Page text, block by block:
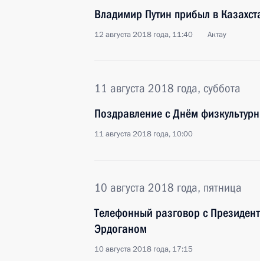
Владимир Путин прибыл в
12 августа 2018 года, 11:40 Актау
11 августа 2018 года, суббота
Поздравление с Днём
11 августа 2018 года, 10:00
10 августа 2018 года, пятница
Телефонный разговор с
Эрдоганом
10 августа 2018 года, 17:15